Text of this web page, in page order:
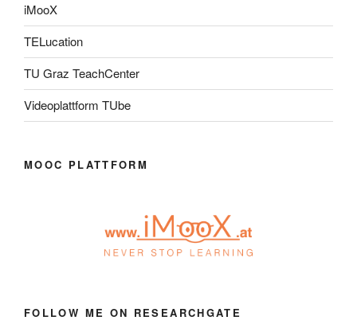
iMooX
TELucation
TU Graz TeachCenter
Videoplattform TUbe
MOOC PLATTFORM
FOLLOW ME ON RESEARCHGATE